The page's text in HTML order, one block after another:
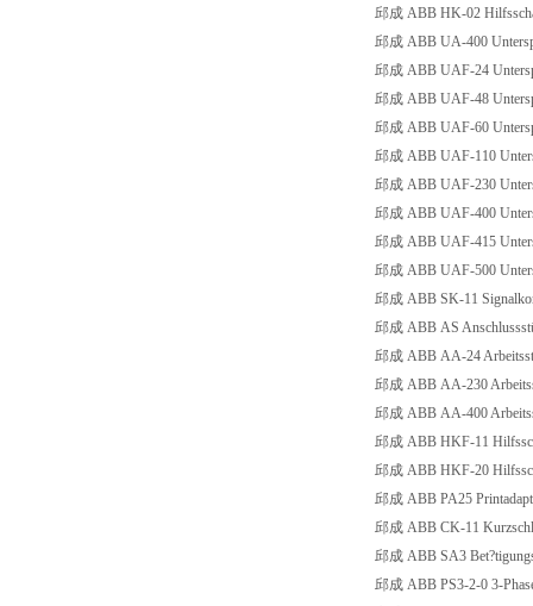
邱成 ABB HK-02
邱成 ABB UA-400
邱成 ABB UAF-24
邱成 ABB UAF-48
邱成 ABB UAF-60
邱成 ABB UAF-110
邱成 ABB UAF-230
邱成 ABB UAF-400
邱成 ABB UAF-415
邱成 ABB UAF-500
邱成 ABB SK-11
邱成 ABB AS
邱成 ABB AA-24
邱成 ABB AA-230
邱成 ABB AA-400
邱成 ABB HKF-11
邱成 ABB HKF-20
邱成 ABB PA25
邱成 ABB CK-11
邱成 ABB SA3
邱成 ABB PS3-2-0 3-